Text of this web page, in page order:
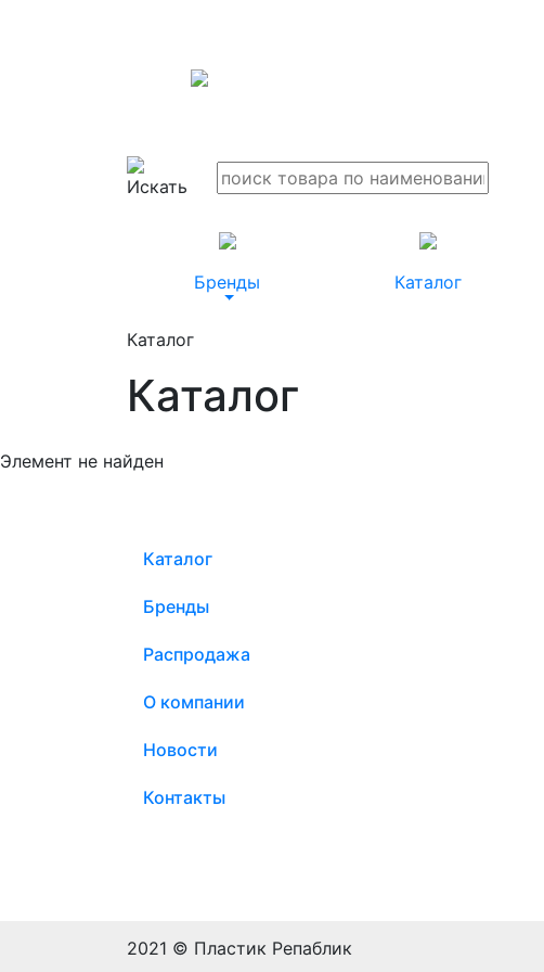
Бренды Каталог
Каталог
Каталог
Элемент не найден
Каталог
Бренды
Распродажа
О компании
Новости
Контакты
2021 © Пластик Репаблик